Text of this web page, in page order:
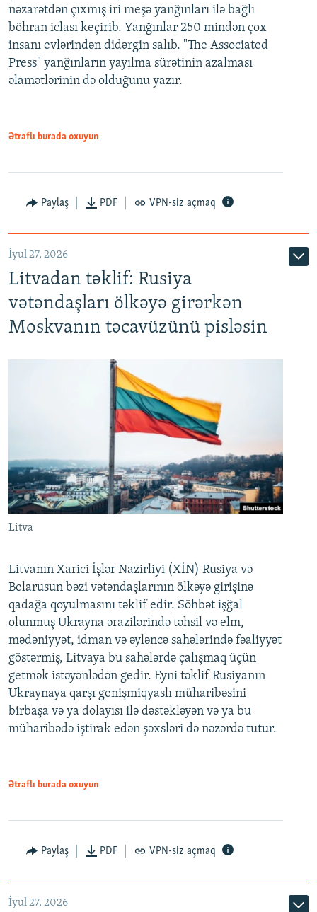
nəzarətdən çıxmış iri meşə yanğınları ilə bağlı
böhran iclası keçirib. Yanğınlar 250 mindən çox
insanı evlərindən didərgin salıb. "The Associated
Press" yanğınların yayılma sürətinin azalması
əlamətlərinin də olduğunu yazır.
Ətraflı burada oxuyun
Paylaş PDF VPN-siz açmaq
İyul 27, 2026
Litvadan təklif: Rusiya
vətəndaşları ölkəyə girərkən
Moskvanın təcavüzünü pisləsin
Litva
Litvanın Xarici İşlər Nazirliyi (XİN) Rusiya və
Belarusun bəzi vətəndaşlarının ölkəyə girişinə
qadağa qoyulmasını təklif edir. Söhbət işğal
olunmuş Ukrayna ərazilərində təhsil və elm,
mədəniyyət, idman və əyləncə sahələrində fəaliyyət
göstərmiş, Litvaya bu sahələrdə çalışmaq üçün
getmək istəyənlədən gedir. Eyni təklif Rusiyanın
Ukraynaya qarşı genişmiqyaslı müharibəsini
birbaşa və ya dolayısı ilə dəstəkləyən və ya bu
müharibədə iştirak edən şəxsləri də nəzərdə tutur.
Ətraflı burada oxuyun
Paylaş PDF VPN-siz açmaq
İyul 27, 2026